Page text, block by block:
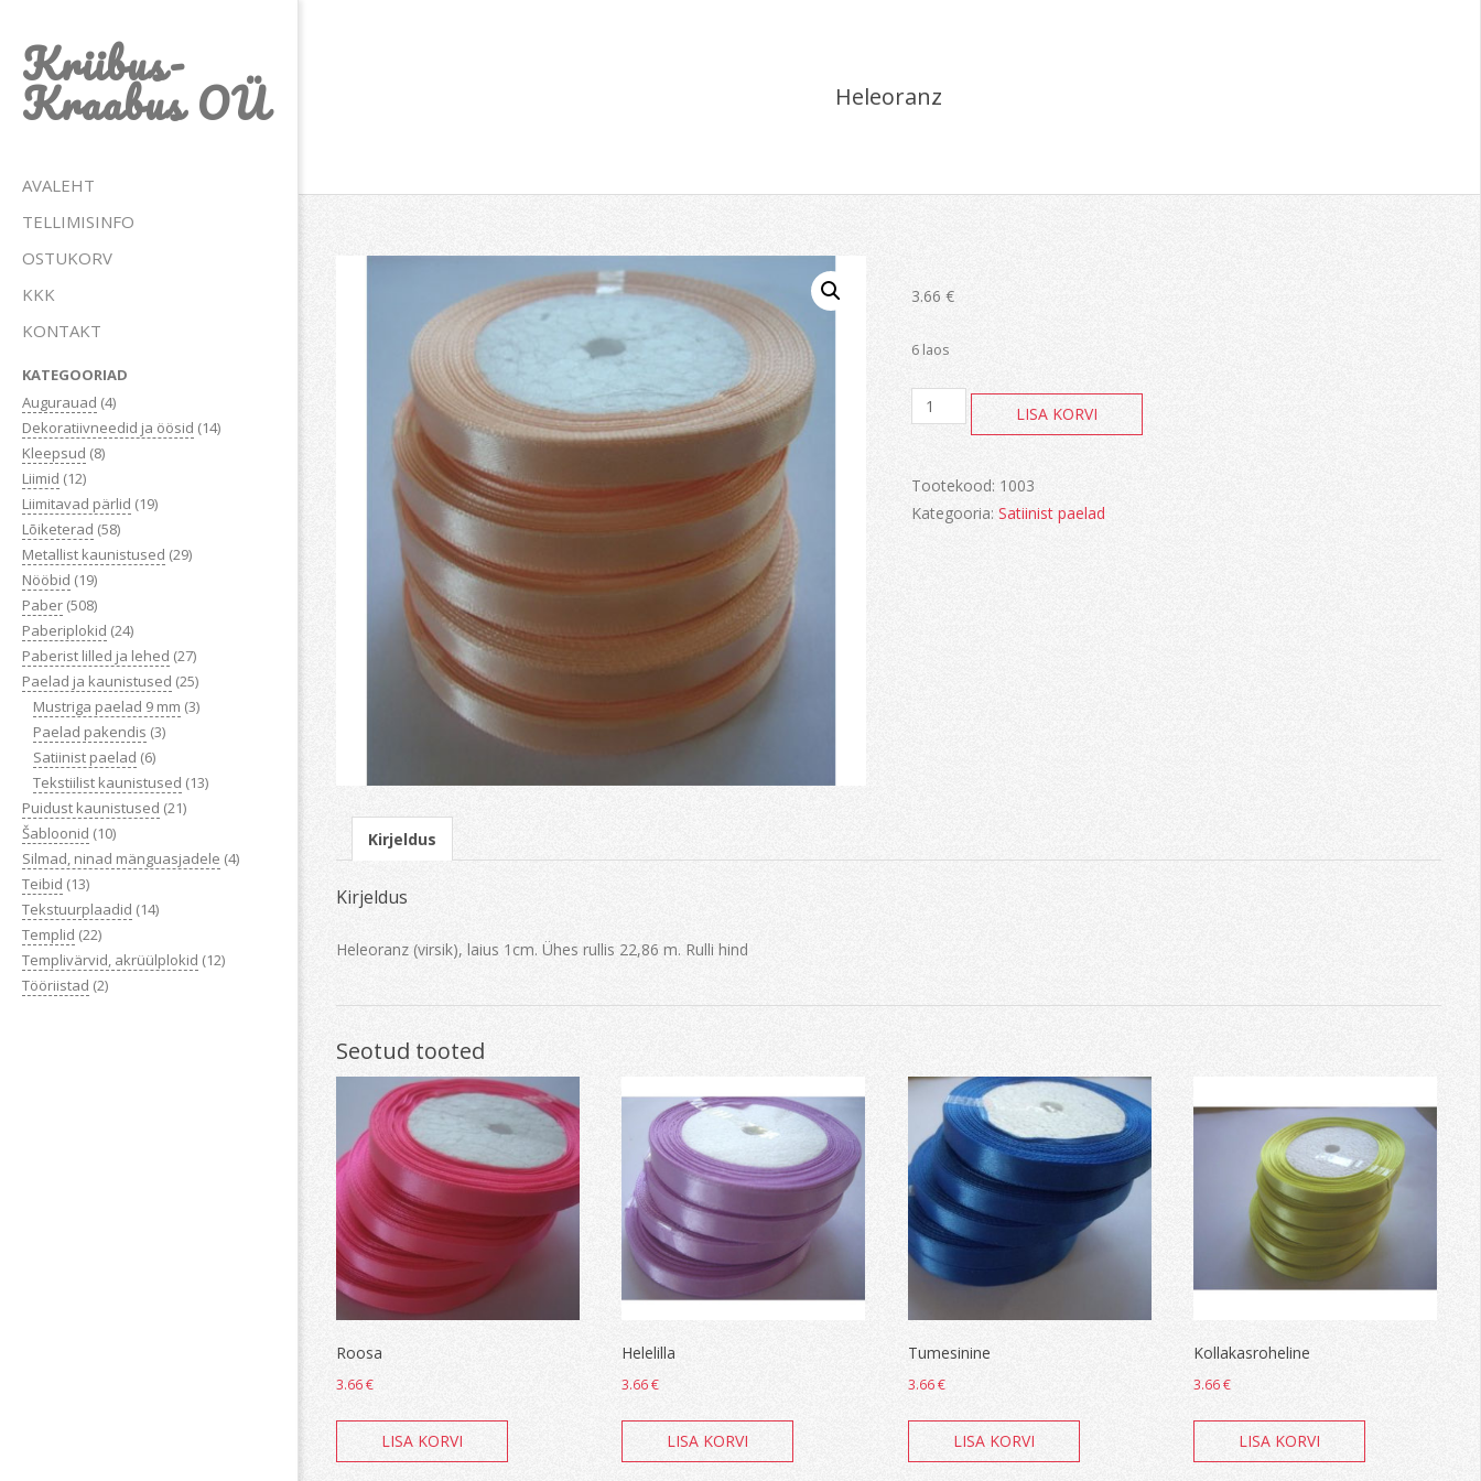
content
Kriibus-
Kraabus OÜ
Primary
Menu
AVALEHT
TELLIMISINFO
OSTUKORV
KKK
KONTAKT
KATEGOORIAD
Augurauad (4)
Dekoratiivneedid ja öösid (14)
Kleepsud (8)
Liimid (12)
Liimitavad pärlid (19)
Lõiketerad (58)
Metallist kaunistused (29)
Nööbid (19)
Paber (508)
Paberiplokid (24)
Paberist lilled ja lehed (27)
Paelad ja kaunistused (25)
Mustriga paelad 9 mm (3)
Paelad pakendis (3)
Satiinist paelad (6)
Tekstiilist kaunistused (13)
Puidust kaunistused (21)
Šabloonid (10)
Silmad, ninad mänguasjadele (4)
Teibid (13)
Tekstuurplaadid (14)
Templid (22)
Templivärvid, akrüülplokid (12)
Tööriistad (2)
Heleoranz
3.66 €
6 laos
Heleoranz
kogus
LISA KORVI
Tootekood: 1003
Kategooria: Satiinist paelad
Kirjeldus
Kirjeldus
Heleoranz (virsik), laius 1cm. Ühes rullis 22,86 m. Rulli hind
Seotud tooted
Roosa
3.66€
LISA KORVI
Helelilla
3.66€
LISA KORVI
Tumesinine
3.66€
LISA KORVI
Kollakasroheline
3.66€
LISA KORVI